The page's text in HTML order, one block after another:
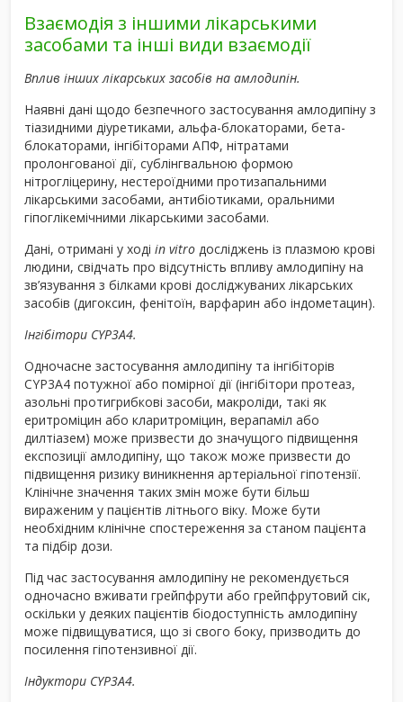
Взаємодія з іншими лікарськими
засобами та інші види взаємодії
Вплив інших лікарських засобів на амлодипін.
Наявні дані щодо безпечного застосування амлодипіну з
тіазидними діуретиками, альфа-блокаторами, бета-
блокаторами, інгібіторами АПФ, нітратами
пролонгованої дії, сублінгвальною формою
нітрогліцерину, нестероїдними протизапальними
лікарськими засобами, антибіотиками, оральними
гіпоглікемічними лікарськими засобами.
Дані, отримані у ході іn vitro досліджень із плазмою крові
людини, свідчать про відсутність впливу амлодипіну на
зв’язування з білками крові досліджуваних лікарських
засобів (дигоксин, фенітоїн, варфарин або індометацин).
Інгібітори CYP3A4.
Одночасне застосування амлодипіну та інгібіторів
CYP3A4 потужної або помірної дії (інгібітори протеаз,
азольні протигрибкові засоби, макроліди, такі як
еритроміцин або кларитроміцин, верапаміл або
дилтіазем) може призвести до значущого підвищення
експозиції амлодипіну, що також може призвести до
підвищення ризику виникнення артеріальної гіпотензії.
Клінічне значення таких змін може бути більш
вираженим у пацієнтів літнього віку. Може бути
необхідним клінічне спостереження за станом пацієнта
та підбір дози.
Під час застосування амлодипіну не рекомендується
одночасно вживати грейпфрути або грейпфрутовий сік,
оскільки у деяких пацієнтів біодоступність амлодипіну
може підвищуватися, що зі свого боку, призводить до
посилення гіпотензивної дії.
Індуктори CYP3A4.